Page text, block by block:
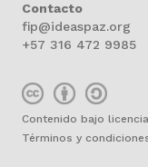
Contacto
fip@ideaspaz.org
+57 316 472 9985
Contenido bajo
Términos y